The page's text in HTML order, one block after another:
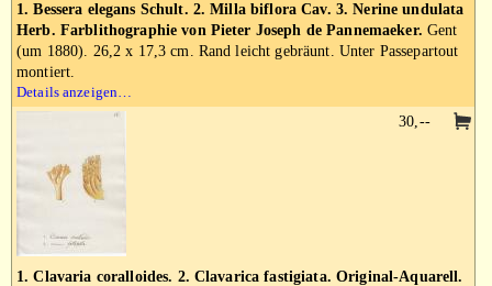
1. Bessera elegans Schult. 2. Milla biflora Cav. 3. Nerine undulata
Herb. Farblithographie von Pieter Joseph de Pannemaeker. Gent
(um 1880). 26,2 x 17,3 cm. Rand leicht gebräunt. Unter Passepartout
montiert.
Details anzeigen…
1. Clavaria coralloides. 2. Clavarica fastigiata. Original-Aquarell.
30,--